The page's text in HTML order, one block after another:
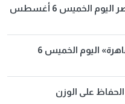
مواقيت الصلاة في محافظات مصر اليوم الخميس 6 أغسطس
مواعيد قطارات «الإسكندرية ـ القاهرة» اليوم الخميس 6
على الوزن